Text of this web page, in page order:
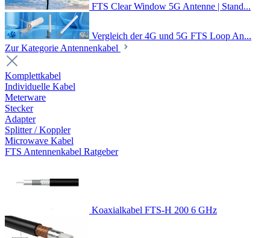
FTS Clear Window 5G Antenne | Stand...
Vergleich der 4G und 5G FTS Loop An...
Zur Kategorie Antennenkabel
Komplettkabel
Individuelle Kabel
Meterware
Stecker
Adapter
Splitter / Koppler
Microwave Kabel
FTS Antennenkabel Ratgeber
Koaxialkabel FTS-H 200 6 GHz